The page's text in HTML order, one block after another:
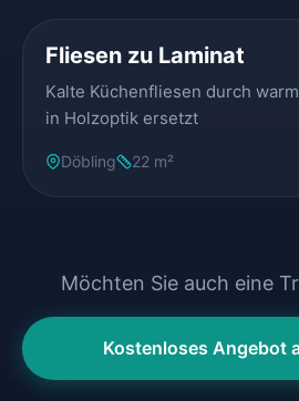
Fliesen zu Laminat
Kalte Küchenfliesen durch
in Holzoptik ersetzt
Döbling 22 m²
Möchten Sie auch eine
Kostenloses Angebot